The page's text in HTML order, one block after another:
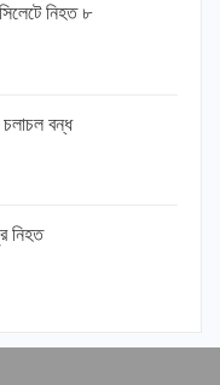
নিহত ৮
চলাচল বন্ধ
নিহত